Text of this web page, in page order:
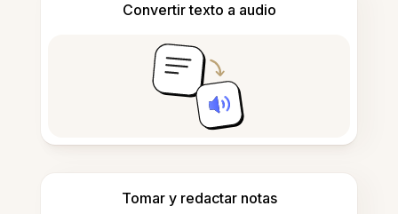
Convertir texto a audio
Tomar y redactar notas